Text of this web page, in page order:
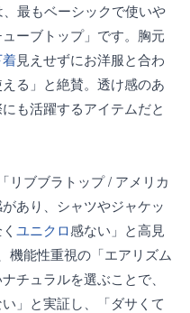
最もベーシックで使いや
ーブトップ」です。胸元
見えせずにお洋服と合わ
る」と絶賛。透け感のあ
も活躍するアイテムだと
リブブラトップ / アメリカ
あり、シャツやジャケッ
ユニクロ感ない」と高見
機能性重視の「エアリズム
チュラルを選ぶことで、
」と実証し、「ダサくて